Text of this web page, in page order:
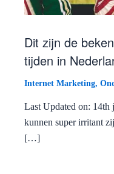
Dit zijn de
tijden in
Internet Marketing,
Last Updated on: 14th
kunnen super irritant
[…]